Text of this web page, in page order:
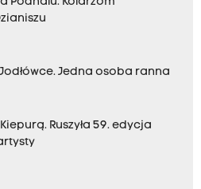
Jedna osoba ranna
Ruszyła 59. edycja